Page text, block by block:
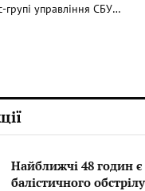
групі управління СБУ…
Найближчі 48 годин є
балістичного обстрілу